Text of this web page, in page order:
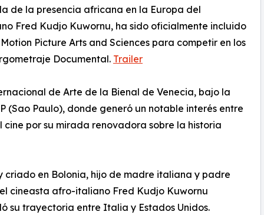
de la presencia africana en la Europa del
Fred Kudjo Kuwornu, ha sido oficialmente incluido
Picture Arts and Sciences para competir en los
Documental. Trailer
de Arte de la Bienal de Venecia, bajo la
Paulo), donde generó un notable interés entre
por su mirada renovadora sobre la historia
criado en Bolonia, hijo de madre italiana y padre
cineasta afro-italiano Fred Kudjo Kuwornu
su trayectoria entre Italia y Estados Unidos.